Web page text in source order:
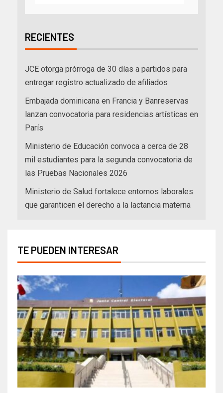
RECIENTES
JCE otorga prórroga de 30 días a partidos para
entregar registro actualizado de afiliados
Embajada dominicana en Francia y Banreservas
lanzan convocatoria para residencias artísticas en
París
Ministerio de Educación convoca a cerca de 28
mil estudiantes para la segunda convocatoria de
las Pruebas Nacionales 2026
Ministerio de Salud fortalece entornos laborales
que garanticen el derecho a la lactancia materna
TE PUEDEN INTERESAR